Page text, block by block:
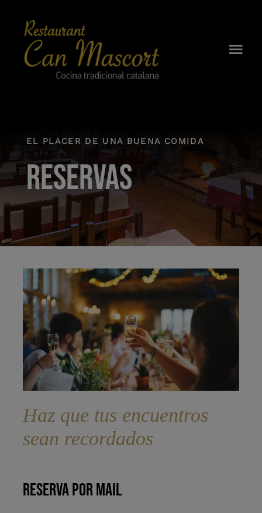
content
HISTORIA
DESAYUNOS
RESERVAS
EL PLACER DE UNA BUENA COMIDA
RESERVAS
Haz que tus encuentros
sean recordados
RESERVA POR MAIL